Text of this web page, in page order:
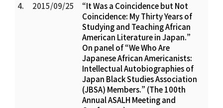
4.
2015/09/25
“It Was a Coincidence but Not
Coincidence: My Thirty Years of
Studying and Teaching African
American Literature in Japan.”
On panel of “We Who Are
Japanese African Americanists:
Intellectual Autobiographies of
Japan Black Studies Association
(JBSA) Members.” (The 100th
Annual ASALH Meeting and